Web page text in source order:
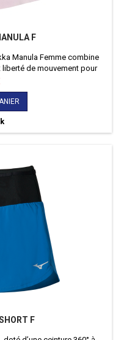
F
Manula Femme combine
de mouvement pour
F